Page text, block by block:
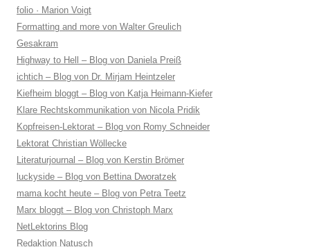
folio · Marion Voigt
Formatting and more von Walter Greulich
Gesakram
Highway to Hell – Blog von Daniela Preiß
ichtich – Blog von Dr. Mirjam Heintzeler
Kiefheim bloggt – Blog von Katja Heimann-Kiefer
Klare Rechtskommunikation von Nicola Pridik
Kopfreisen-Lektorat – Blog von Romy Schneider
Lektorat Christian Wöllecke
Literaturjournal – Blog von Kerstin Brömer
luckyside – Blog von Bettina Dworatzek
mama kocht heute – Blog von Petra Teetz
Marx bloggt – Blog von Christoph Marx
NetLektorins Blog
Redaktion Natusch